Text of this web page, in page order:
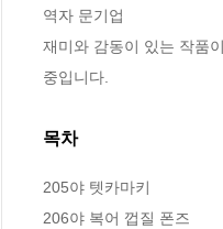
역자 문기업
재미와 감동이 있는 작품
중입니다.
목차
205야 텟카마키
206야 복어 껍질 폰즈